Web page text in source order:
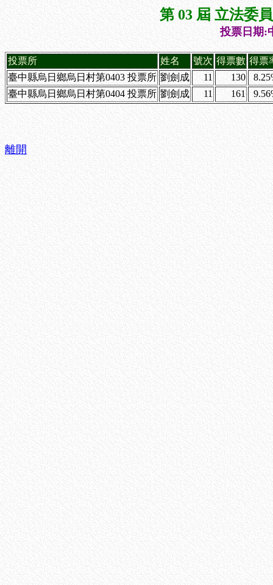
第 03 屆 立法委
投票日期:
投票所 姓名 號次 得票數 得票
臺中縣烏日鄉烏日村第0403 投票所 劉劍成 11 130
臺中縣烏日鄉烏日村第0404 投票所 劉劍成 11 161
離開